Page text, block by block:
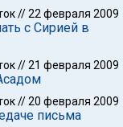
//22 февраля 2009
с Сирией в
//21 февраля 2009
//20 февраля 2009
письма